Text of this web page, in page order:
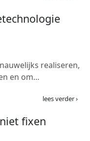
realiseren,
en om…
lees verder ›
fixen